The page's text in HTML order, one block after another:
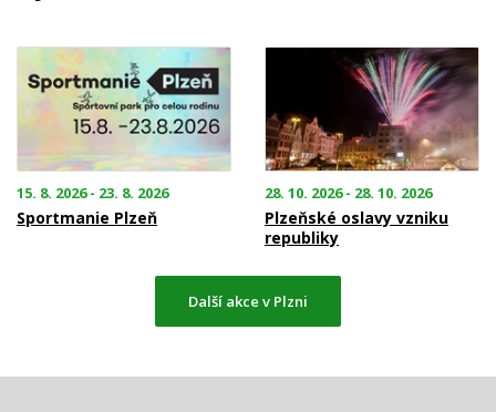
15. 8. 2026 - 23. 8. 2026
Sportmanie Plzeň
28. 10. 2026 - 28. 10. 2026
Plzeňské oslavy vzniku
republiky
Další akce v Plzni